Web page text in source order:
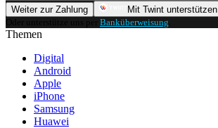
Weiter zur Zahlung
Mit Twint unterstützen
Oder unterstütze uns per Banküberweisung
Themen
Digital
Android
Apple
iPhone
Samsung
Huawei